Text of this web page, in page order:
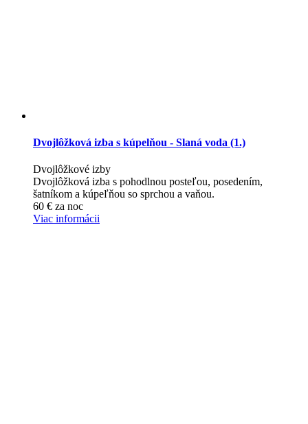
Dvojlôžková izba s kúpelňou - Slaná voda (1.)
Dvojlôžkové izby
Dvojlôžková izba s pohodlnou posteľou, posedením,
šatníkom a kúpeľňou so sprchou a vaňou.
60 € za noc
Viac informácii